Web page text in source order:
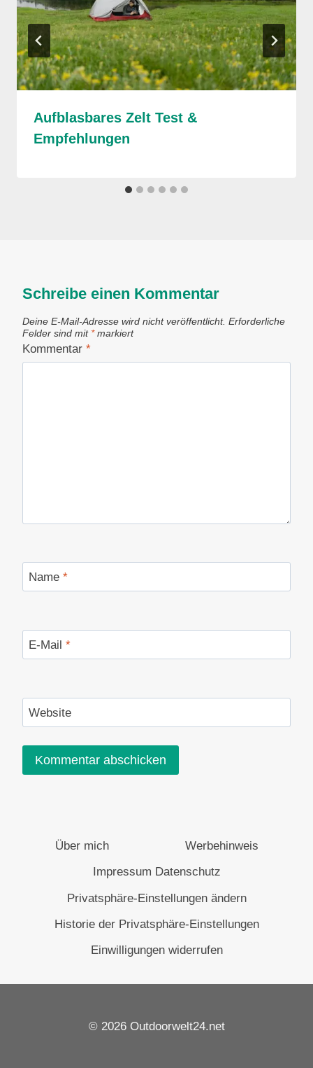
Aufblasbares Zelt Test &
Empfehlungen
Schreibe einen Kommentar
Deine E-Mail-Adresse wird nicht veröffentlicht. Erforderliche
Felder sind mit *markiert
Kommentar *
Name *
E-Mail *
Website
Über mich
Werbehinweis
Impressum Datenschutz
Privatsphäre-Einstellungen ändern
Historie der Privatsphäre-Einstellungen
Einwilligungen widerrufen
© 2026 Outdoorwelt24.net